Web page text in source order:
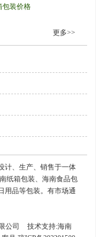
包装价格
更多>>
计、生产、销售于一体
纸箱包装、海南食品包
用品等包装。有市场通
公司 技术支持:海南